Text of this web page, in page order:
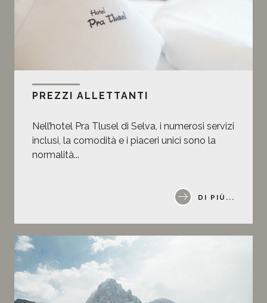
PREZZI ALLETTANTI
Nell’hotel Pra Tlusel di Selva, i numerosi servizi
inclusi, la comodità e i piaceri unici sono la
normalità...
DI PIÙ...